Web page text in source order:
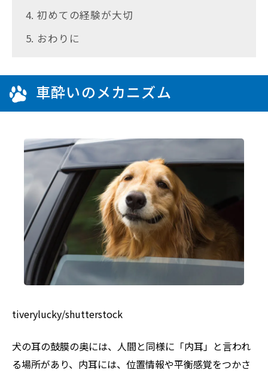
4. 初めての経験が大切
5. おわりに
車酔いのメカニズム
tiverylucky/shutterstock
犬の耳の鼓膜の奥には、人間と同様に「内耳」と言われ
る場所があり、内耳には、位置情報や平衡感覚をつかさ